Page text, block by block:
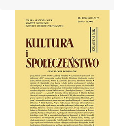
Cover image